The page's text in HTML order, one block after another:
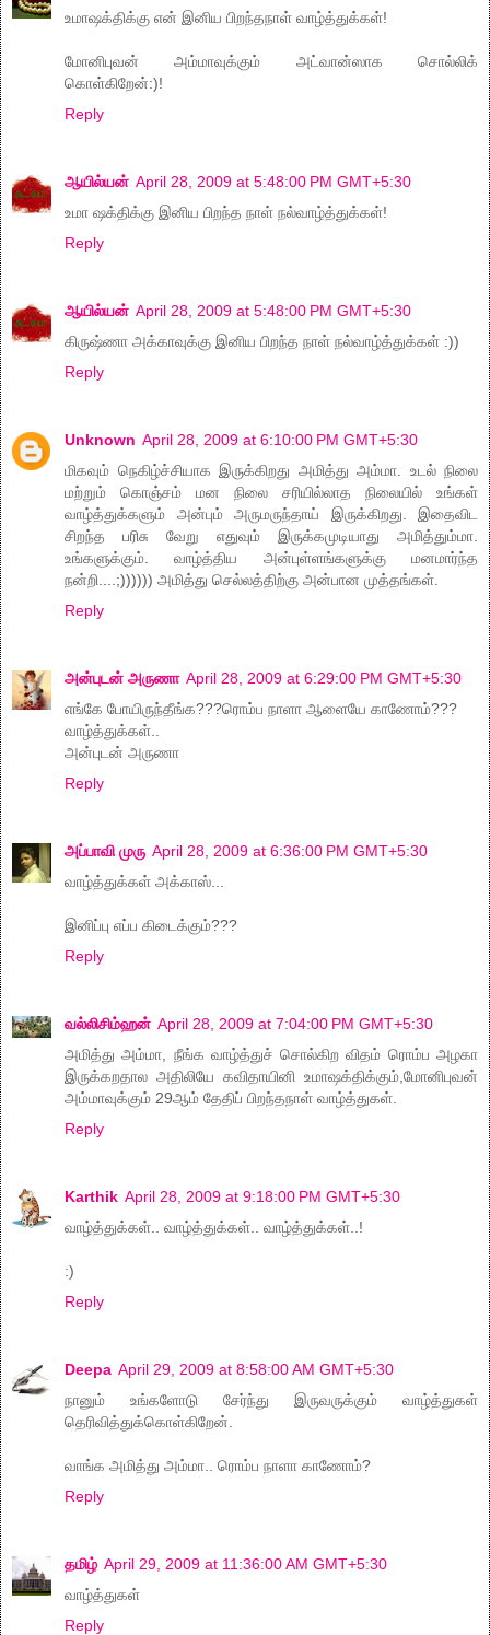
உமாஷக்திக்கு என் இனிய பிறந்தநாள் வாழ்த்துக்கள்!
மோனிபுவன் அம்மாவுக்கும் அட்வான்ஸாக சொல்லிக்
கொள்கிறேன்:)!
Reply
ஆயில்யன் April 28, 2009 at 5:48:00 PM GMT+5:30
உமா ஷக்திக்கு இனிய பிறந்த நாள் நல்வாழ்த்துக்கள்!
Reply
ஆயில்யன் April 28, 2009 at 5:48:00 PM GMT+5:30
கிருஷ்ணா அக்காவுக்கு இனிய பிறந்த நாள் நல்வாழ்த்துக்கள் :))
Reply
Unknown April 28, 2009 at 6:10:00 PM GMT+5:30
மிகவும் நெகிழ்ச்சியாக இருக்கிறது அமித்து அம்மா. உடல் நிலை
மற்றும் கொஞ்சம் மன நிலை சரியில்லாத நிலையில் உங்கள்
வாழ்த்துக்களும் அன்பும் அருமருந்தாய் இருக்கிறது. இதைவிட
சிறந்த பரிசு வேறு எதுவும் இருக்கமுடியாது அமித்தும்மா.
உங்களுக்கும். வாழ்த்திய அன்புள்ளங்களுக்கு மனமார்ந்த
நன்றி....;)))))) அமித்து செல்லத்திற்கு அன்பான முத்தங்கள்.
Reply
அன்புடன் அருணா April 28, 2009 at 6:29:00 PM GMT+5:30
எங்கே போயிருந்தீங்க???ரொம்ப நாளா ஆளையே காணோம்???
வாழ்த்துக்கள்..
அன்புடன் அருணா
Reply
அப்பாவி முரு April 28, 2009 at 6:36:00 PM GMT+5:30
வாழ்த்துக்கள் அக்காஸ்...
இனிப்பு எப்ப கிடைக்கும்???
Reply
வல்லிசிம்ஹன் April 28, 2009 at 7:04:00 PM GMT+5:30
அமித்து அம்மா, நீங்க வாழ்த்துச் சொல்கிற விதம் ரொம்ப அழகா
இருக்கறதால அதிலியே கவிதாயினி உமாஷக்திக்கும்,மோனிபுவன்
அம்மாவுக்கும் 29ஆம் தேதிப் பிறந்தநாள் வாழ்த்துகள்.
Reply
Karthik April 28, 2009 at 9:18:00 PM GMT+5:30
வாழ்த்துக்கள்.. வாழ்த்துக்கள்.. வாழ்த்துக்கள்..!
:)
Reply
Deepa April 29, 2009 at 8:58:00 AM GMT+5:30
நானும் உங்களோடு சேர்ந்து இருவருக்கும் வாழ்த்துகள்
தெரிவித்துக்கொள்கிறேன்.
வாங்க அமித்து அம்மா.. ரொம்ப நாளா காணோம்?
Reply
தமிழ் April 29, 2009 at 11:36:00 AM GMT+5:30
வாழ்த்துகள்
Reply